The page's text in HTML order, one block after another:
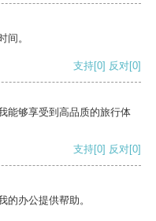
间。
支持[0] 反对[0]
能够享受到高品质的旅行体
支持[0] 反对[0]
的办公提供帮助。